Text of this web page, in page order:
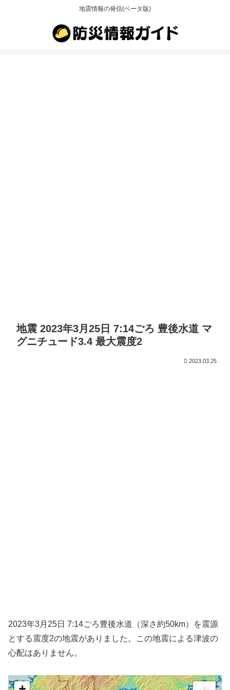
地震情報の発信(ベータ版)
地震 2023年3月25日 7:14ごろ 豊後水道 マ
グニチュード3.4 最大震度2
2023.03.25
2023年3月25日 7:14ごろ豊後水道（深さ約50km）を震源
とする震度2の地震がありました。この地震による津波の
心配はありません。